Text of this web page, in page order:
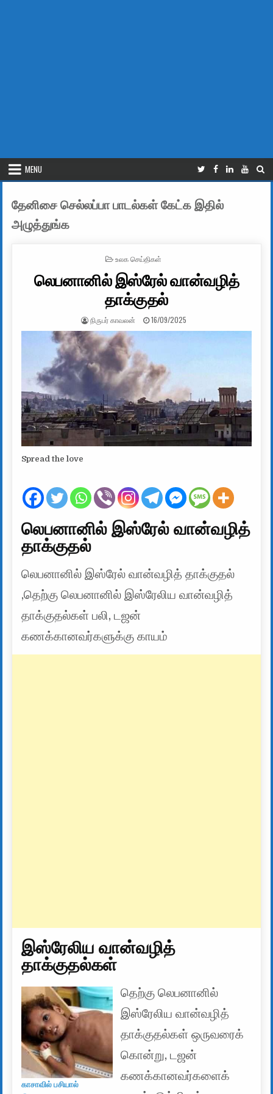
MENU
தேனிசை செல்லப்பா பாடல்கள் கேட்க இதில்
அழுத்துங்க
POSTED IN
உலக செய்திகள்
லெபனானில் இஸ்ரேல் வான்வழித்
தாக்குதல்
AUTHOR:
நிருபர் காவலன் PUBLISHED DATE:
16/09/2025
Spread the love
லெபனானில் இஸ்ரேல் வான்வழித்
தாக்குதல்
லெபனானில் இஸ்ரேல் வான்வழித் தாக்குதல்
,தெற்கு லெபனானில் இஸ்ரேலிய வான்வழித்
தாக்குதல்கள் பலி, டஜன்
கணக்கானவர்களுக்கு காயம்
இஸ்ரேலிய வான்வழித்
தாக்குதல்கள்
காசாவில் பசியால்
தெற்கு லெபனானில்
இஸ்ரேலிய வான்வழித்
தாக்குதல்கள் ஒருவரைக்
கொன்று, டஜன்
கணக்கானவர்களைக்